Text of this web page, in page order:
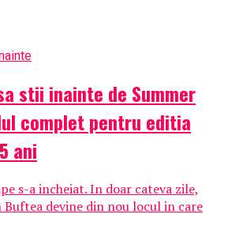
stii inainte de Summer
complet pentru editia
ani
s-a incheiat. In doar cateva zile,
devine din nou locul in care